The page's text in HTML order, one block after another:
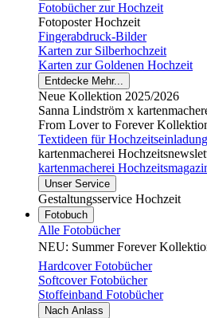
Fotobücher zur Hochzeit
Fotoposter Hochzeit
Fingerabdruck-Bilder
Karten zur Silberhochzeit
Karten zur Goldenen Hochzeit
Entdecke Mehr...
Neue Kollektion 2025/2026
Sanna Lindström x
From Lover to Forever
Textideen für
kartenmacherei
kartenmacherei
Unser Service
Gestaltungsservice Hochzeit
Fotobuch
Alle Fotobücher
NEU: Summer Forever
Hardcover Fotobücher
Softcover Fotobücher
Stoffeinband Fotobücher
Nach Anlass